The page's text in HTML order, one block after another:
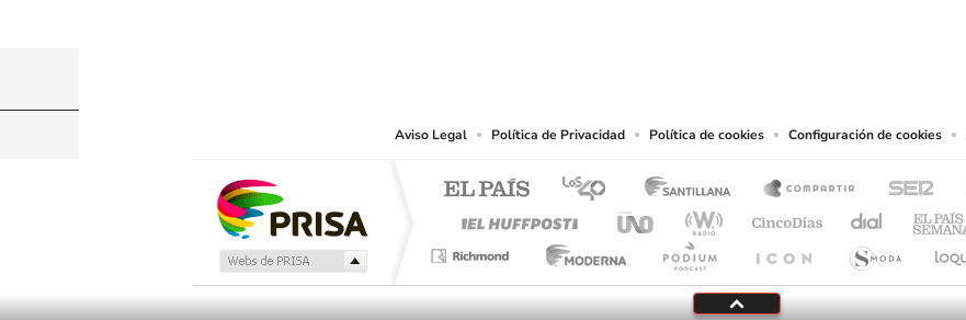
Aviso Legal Política de Privacidad Política de cookies Configuración de cookies